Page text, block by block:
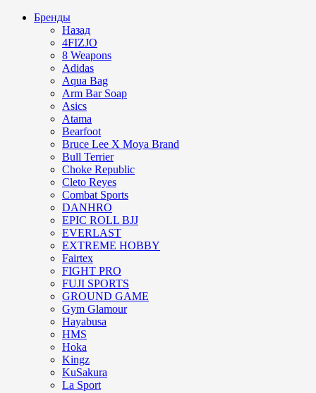
Бренды
Назад
4FIZJO
8 Weapons
Adidas
Aqua Bag
Arm Bar Soap
Asics
Atama
Bearfoot
Bruce Lee X Moya Brand
Bull Terrier
Choke Republic
Cleto Reyes
Combat Sports
DANHRO
EPIC ROLL BJJ
EVERLAST
EXTREME HOBBY
Fairtex
FIGHT PRO
FUJI SPORTS
GROUND GAME
Gym Glamour
Hayabusa
HMS
Hoka
Kingz
KuSakura
La Sport